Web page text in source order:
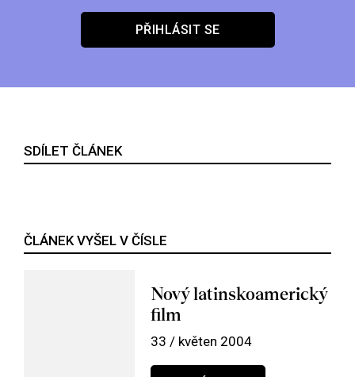
PŘIHLÁSIT SE
SDÍLET ČLÁNEK
ČLÁNEK VYŠEL V ČÍSLE
Nový latinskoamerický
film
33 / květen 2004